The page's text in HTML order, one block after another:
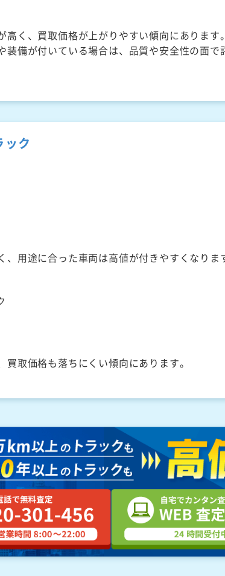
く、買取価格が上がりやすい傾向にあります。
装備が付いている場合は、品質や安全性の面
ク
用途に合った車両は高値が付きやすくなりま
取価格も落ちにくい傾向にあります。